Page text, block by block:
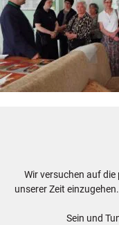
Wir versuchen auf
unserer Zeit
Sein und